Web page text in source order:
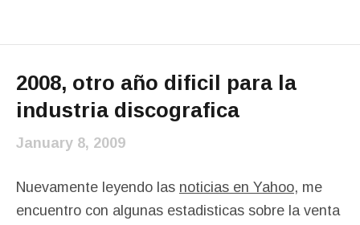
2008, otro año dificil para la
industria discografica
January 8, 2009
Nuevamente leyendo las noticias en Yahoo, me
encuentro con algunas estadisticas sobre la venta